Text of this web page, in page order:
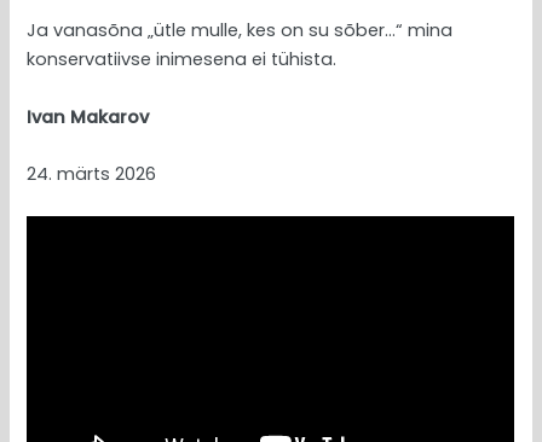
Ja vanasõna „ütle mulle, kes on su sõber…“ mina
konservatiivse inimesena ei tühista.
Ivan Makarov
24. märts 2026